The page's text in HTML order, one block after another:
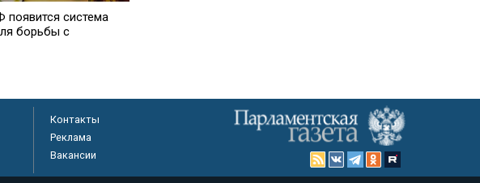
появится система
борьбы с
Контакты
Реклама
Вакансии